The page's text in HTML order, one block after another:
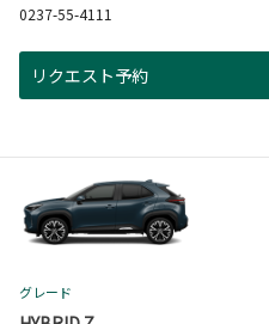
0237-55-4111
リクエスト予約
グレード